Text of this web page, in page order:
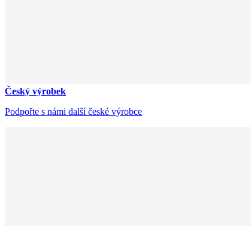
Český výrobek
Podpořte s námi další české výrobce